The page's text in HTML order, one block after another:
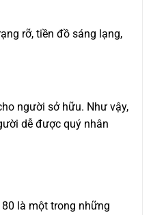
rỡ, tiền đồ sáng lạng,
người sở hữu. Như vậy,
dễ được quý nhân
là một trong những